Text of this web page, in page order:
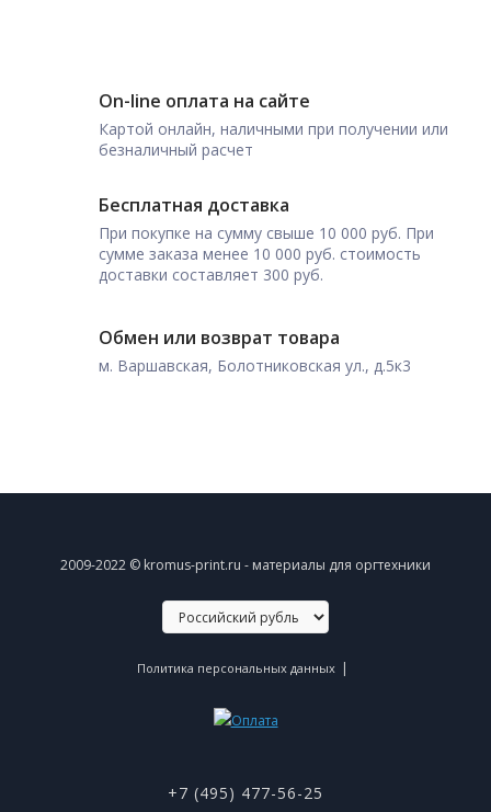
On-line оплата на сайте
Картой онлайн, наличными при получении или
безналичный расчет
Бесплатная доставка
При покупке на сумму свыше 10 000 руб. При
сумме заказа менее 10 000 руб. стоимость
доставки составляет 300 руб.
Обмен или возврат товара
м. Варшавская, Болотниковская ул., д.5к3
2009-2022 © kromus-print.ru - материалы для оргтехники
Политика персональных данных |
+7 (495) 477-56-25